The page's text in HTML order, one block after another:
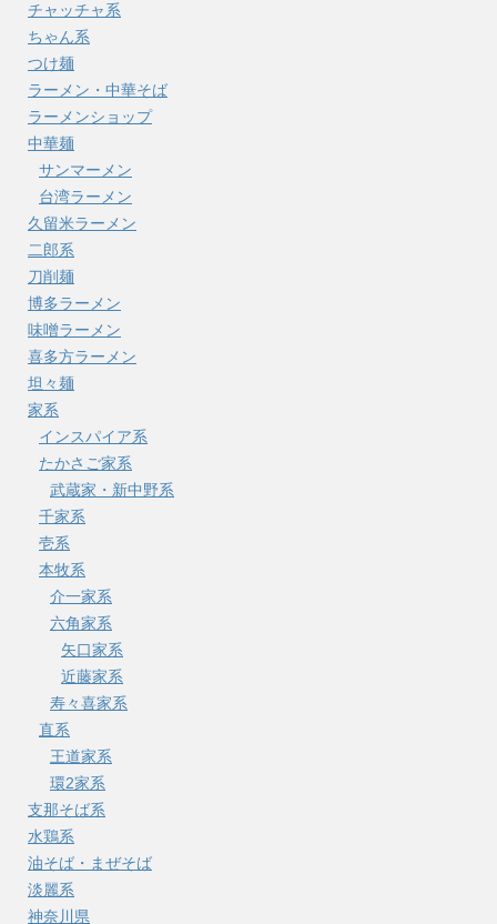
チャッチャ系
ちゃん系
つけ麺
ラーメン・中華そば
ラーメンショップ
中華麺
サンマーメン
台湾ラーメン
久留米ラーメン
二郎系
刀削麺
博多ラーメン
味噌ラーメン
喜多方ラーメン
坦々麺
家系
インスパイア系
たかさご家系
武蔵家・新中野系
千家系
壱系
本牧系
介一家系
六角家系
矢口家系
近藤家系
寿々喜家系
直系
王道家系
環2家系
支那そば系
水鶏系
油そば・まぜそば
淡麗系
神奈川県